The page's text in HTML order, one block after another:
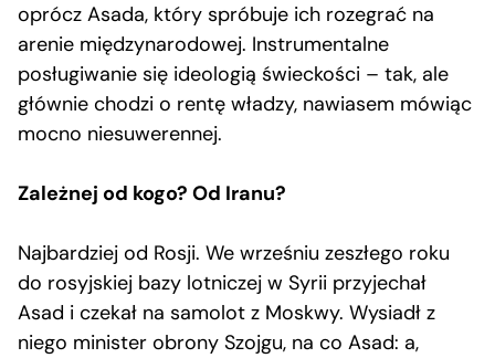
oprócz Asada, który spróbuje ich rozegrać na
arenie międzynarodowej. Instrumentalne
posługiwanie się ideologią świeckości – tak, ale
głównie chodzi o rentę władzy, nawiasem mówiąc
mocno niesuwerennej.
Zależnej od kogo? Od Iranu?
Najbardziej od Rosji. We wrześniu zeszłego roku
do rosyjskiej bazy lotniczej w Syrii przyjechał
Asad i czekał na samolot z Moskwy. Wysiadł z
niego minister obrony Szojgu, na co Asad: a,